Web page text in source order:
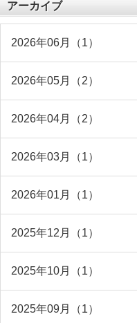
アーカイブ
2026年06月（1）
2026年05月（2）
2026年04月（2）
2026年03月（1）
2026年01月（1）
2025年12月（1）
2025年10月（1）
2025年09月（1）